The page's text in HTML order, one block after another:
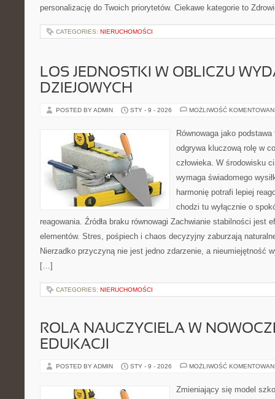
personalizację do Twoich priorytetów. Ciekawe kategorie to
CATEGORIES: NIERUCHOMOŚCI
LOS JEDNOSTKI W OBLICZU
DZIEJOWYCH
POSTED BY ADMIN STY - 9 - 2026 MOŻLIWOŚĆ
Równowaga jako
odgrywa kluczową rolę w
człowieka. W środowisku
wymaga świadomego
harmonię potrafi lepiej
chodzi tu wyłącznie o
reagowania. Źródła braku równowagi Zachwianie stabilności jest
elementów. Stres, pośpiech i chaos decyzyjny zaburzają
Nierzadko przyczyną nie jest jedno zdarzenie, a nieumiejętność
[…]
CATEGORIES: NIERUCHOMOŚCI
ROLA NAUCZYCIELA W
EDUKACJI
POSTED BY ADMIN STY - 9 - 2026 MOŻLIWOŚĆ
Zmieniający się model